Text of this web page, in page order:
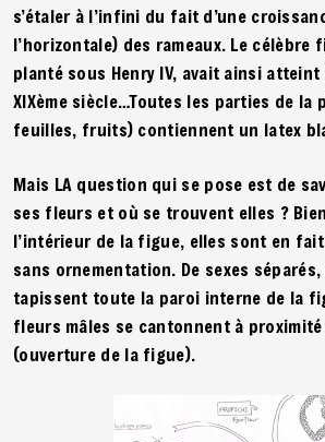
s’étaler à l’infini du fait d’une
l’horizontale) des rameaux. Le
planté sous Henry IV, avait ainsi atteint
XIXème siècle…Toutes les parties de la
feuilles, fruits) contiennent un latex
Mais LA question qui se pose est de
ses fleurs et où se trouvent elles ?
l’intérieur de la figue, elles sont en
sans ornementation. De sexes
tapissent toute la paroi interne de la
fleurs mâles se cantonnent à proximité
(ouverture de la figue).